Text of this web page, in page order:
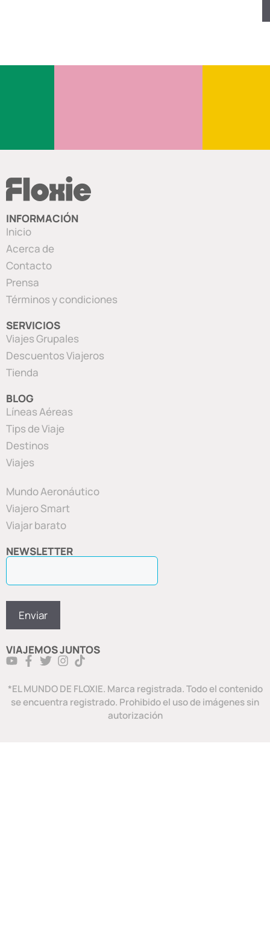
INFORMACIÓN
Inicio
Acerca de
Contacto
Prensa
Términos y condiciones
SERVICIOS
Viajes Grupales
Descuentos Viajeros
Tienda
BLOG
Líneas Aéreas
Tips de Viaje
Destinos
Viajes
Mundo Aeronáutico
Viajero Smart
Viajar barato
NEWSLETTER
VIAJEMOS JUNTOS
*EL MUNDO DE FLOXIE. Marca registrada. Todo el contenido
se encuentra registrado. Prohibido el uso de imágenes sin
autorización